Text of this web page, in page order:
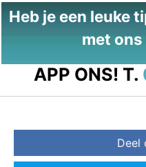
Heb je een leuke
met
APP ONS! T.
Deel